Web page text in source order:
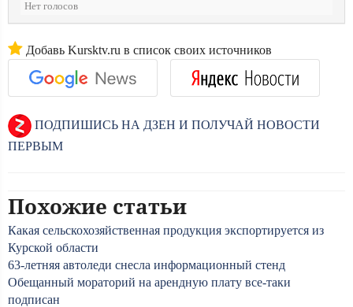
Нет голосов
Добавь Kursktv.ru в список своих источников
ПОДПИШИСЬ НА ДЗЕН И ПОЛУЧАЙ НОВОСТИ
ПЕРВЫМ
Похожие статьи
Какая сельскохозяйственная продукция экспортируется из
Курской области
63-летняя автоледи снесла информационный стенд
Обещанный мораторий на арендную плату все-таки
подписан